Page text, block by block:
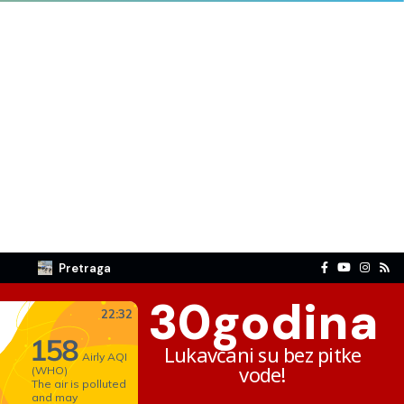
Pretraga
30godina
Lukavčani su bez pitke
vode!